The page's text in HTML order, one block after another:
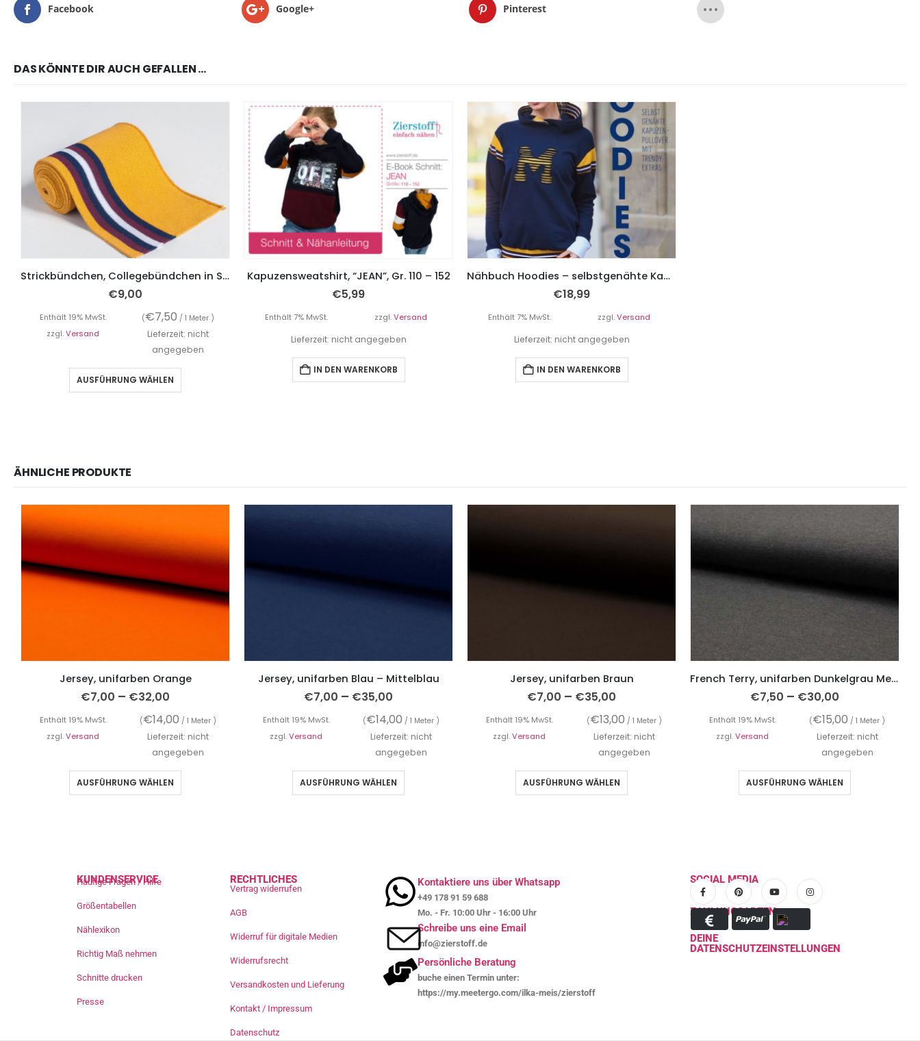
Facebook Google+ Pinterest
DAS KÖNNTE DIR AUCH GEFALLEN …
Strickbündchen, Collegebündchen in Senf mit Streifen in Marine/Bordeaux/Weiß, 120 cm
€9,00
Enthält 19% MwSt. (€7,50 / 1 Meter )
zzgl.Versand
Lieferzeit: nicht
angegeben
AUSFÜHRUNG WÄHLEN
Kapuzensweatshirt, “JEAN”, Gr. 110 – 152
€5,99
Enthält 7% MwSt. zzgl.Versand
Lieferzeit: nicht angegeben
IN DEN WARENKORB
Nähbuch Hoodies – selbstgenähte Kapuzenpullover
€18,99
Enthält 7% MwSt. zzgl.Versand
Lieferzeit: nicht angegeben
IN DEN WARENKORB
ÄHNLICHE PRODUKTE
Jersey, unifarben Orange
€7,00 – €32,00
Enthält 19% MwSt. (€14,00 / 1 Meter )
zzgl.Versand
Lieferzeit: nicht
angegeben
AUSFÜHRUNG WÄHLEN
Jersey, unifarben Blau – Mittelblau
€7,00 – €35,00
Enthält 19% MwSt. (€14,00 / 1 Meter )
zzgl.Versand
Lieferzeit: nicht
angegeben
AUSFÜHRUNG WÄHLEN
Jersey, unifarben Braun
€7,00 – €35,00
Enthält 19% MwSt. (€13,00 / 1 Meter )
zzgl.Versand
Lieferzeit: nicht
angegeben
AUSFÜHRUNG WÄHLEN
French Terry, unifarben Dunkelgrau Melange, Sweatshirtstoff brushed
€7,50 – €30,00
Enthält 19% MwSt. (€15,00 / 1 Meter )
zzgl.Versand
Lieferzeit: nicht
angegeben
AUSFÜHRUNG WÄHLEN
KUNDENSERVICE
Häufige Fragen / Hilfe
Größentabellen
Nählexikon
Richtig Maß nehmen
Schnitte drucken
Presse
RECHTLICHES
Vertrag widerrufen
AGB
Widerruf für digitale Medien
Widerrufsrecht
Versandkosten und Lieferung
Kontakt / Impressum
Datenschutz
Kontaktiere uns über Whatsapp
+49 178 91 59 688
Mo. - Fr. 10:00 Uhr - 16:00 Uhr
Schreibe uns eine Email
info@zierstoff.de
Persönliche Beratung
buche einen Termin unter:
https://my.meetergo.com/ilka-meis/zierstoff
SOCIAL MEDIA
ZAHLUNGSARTEN
DEINE
DATENSCHUTZEINSTELLUNGEN